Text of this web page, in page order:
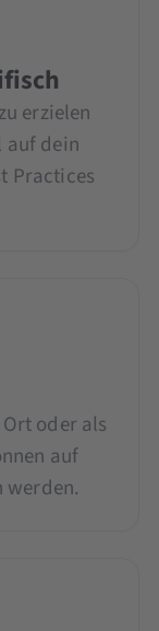
erzielen
auf dein
Practices
oder als
auf
werden.